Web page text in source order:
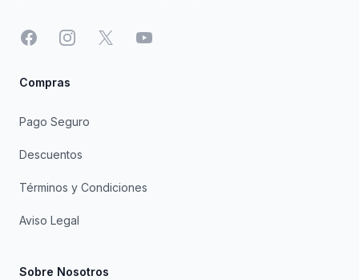
FacebookInstagram
X YouTube
Compras
Pago Seguro
Descuentos
Términos y Condiciones
Aviso Legal
Sobre Nosotros